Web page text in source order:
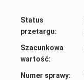
Status
przetargu:
Szacunkowa
wartość:
Numer sprawy: